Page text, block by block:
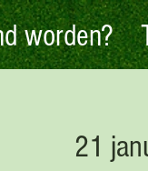
worden?
21